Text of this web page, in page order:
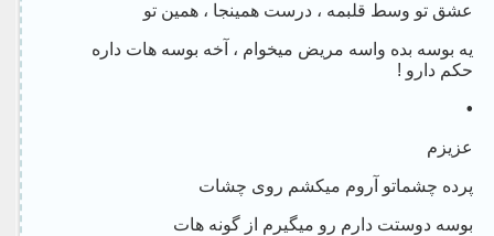
عشق تو وسط قلبمه ، درست همینجا ، همین تو
یه بوسه بده واسه مریض میخوام ، آخه بوسه هات داره
حکم دارو !
•
عزیزم
پرده چشماتو آروم میکشم روی چشات
بوسه دوستت دارم رو میگیرم از گونه هات